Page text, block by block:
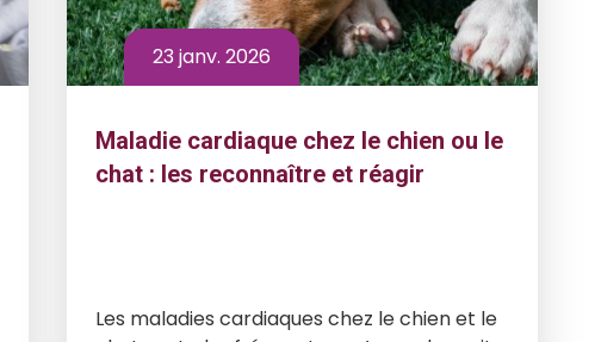
23 janv. 2026
Maladie cardiaque chez le chien ou le
chat : les reconnaître et réagir
Les maladies cardiaques chez le chien et le